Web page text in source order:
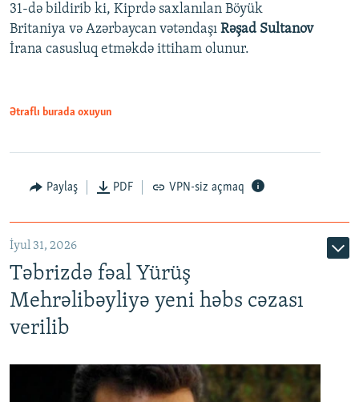
31-də bildirib ki, Kiprdə saxlanılan Böyük
Britaniya və Azərbaycan vətəndaşı Rəşad Sultanov
İrana casusluq etməkdə ittiham olunur.
Ətraflı burada oxuyun
Paylaş PDF VPN-siz açmaq
İyul 31, 2026
Təbrizdə fəal Yürüş
Mehrəlibəyliyə yeni həbs cəzası
verilib